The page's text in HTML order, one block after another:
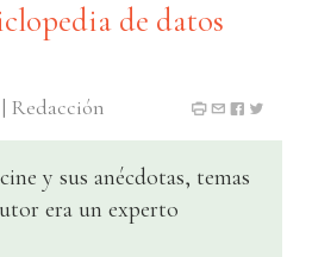
de datos
Redacción
y sus anécdotas, temas
era un experto